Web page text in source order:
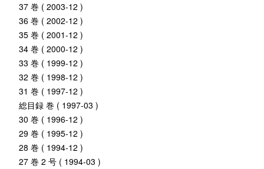
37 巻 ( 2003-12 )
36 巻 ( 2002-12 )
35 巻 ( 2001-12 )
34 巻 ( 2000-12 )
33 巻 ( 1999-12 )
32 巻 ( 1998-12 )
31 巻 ( 1997-12 )
総目録 巻 ( 1997-03 )
30 巻 ( 1996-12 )
29 巻 ( 1995-12 )
28 巻 ( 1994-12 )
27 巻 2 号 ( 1994-03 )